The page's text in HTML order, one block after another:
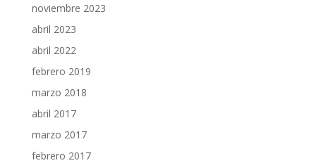
noviembre 2023
abril 2023
abril 2022
febrero 2019
marzo 2018
abril 2017
marzo 2017
febrero 2017